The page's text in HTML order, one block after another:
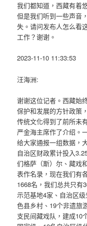
我们都知道，西藏有着
但是我们听到一些声音
失。请问发布人怎么看
工作？谢谢。
2023-11-10 11:33:53
汪海洲:
谢谢这位记者。西藏始
保护和发展的方针政策
传统文化得到了前所未
严金海主席作了介绍。
给大家通报一组数据，
自治区财政累计投入
们格萨（斯）尔、藏戏
表作名录，现在我们有
1668名，我们总共只有
示范基地4家、自治区
色县乡村、19个非遗旅
支民间藏戏队，建成10